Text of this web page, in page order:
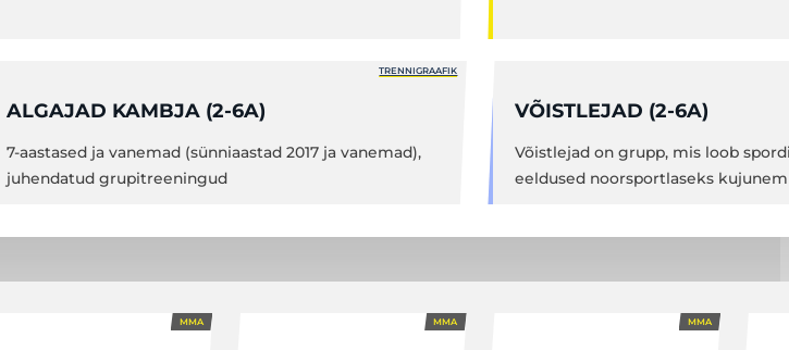
ALGAJAD KAMBJA (2-6A)
7-aastased ja vanemad (sünniaastad 2017 ja vanemad),
juhendatud grupitreeningud
TRENNIGRAAFIK
VÕISTLEJAD (2-6A)
Võistlejad on grupp, mis loob
eeldused noorsportlaseks
MMA MMA MMA